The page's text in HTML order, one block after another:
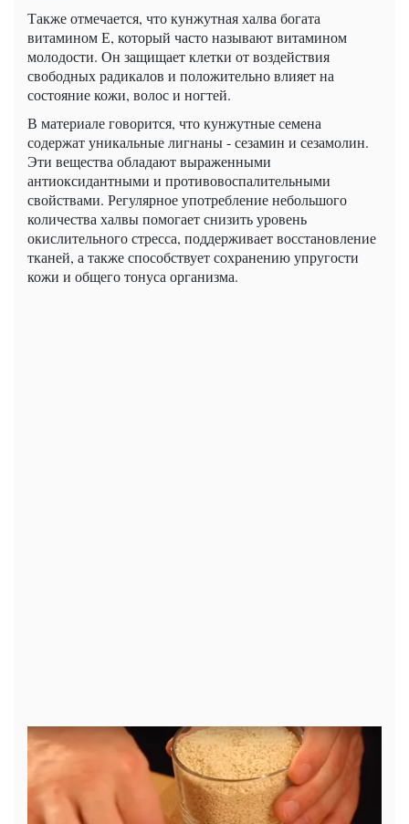
Также отмечается, что кунжутная халва богата
витамином Е, который часто называют витамином
молодости. Он защищает клетки от воздействия
свободных радикалов и положительно влияет на
состояние кожи, волос и ногтей.
В материале говорится, что кунжутные семена
содержат уникальные лигнаны - сезамин и сезамолин.
Эти вещества обладают выраженными
антиоксидантными и противовоспалительными
свойствами. Регулярное употребление небольшого
количества халвы помогает снизить уровень
окислительного стресса, поддерживает восстановление
тканей, а также способствует сохранению упругости
кожи и общего тонуса организма.